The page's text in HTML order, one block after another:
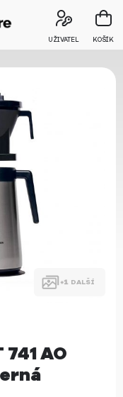
UŽIVATEL KOŠÍK
DALŠÍ
AO